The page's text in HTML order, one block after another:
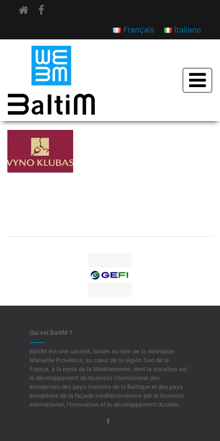
Français Italiano
VYNO KLUBAS
Qui est BaltiM ?
BaltiM est une société, basée au sein de la métropole
Marseille Provence, au cœur de la région Sud de la
France, à la porte de la Méditerranée, dont la vocation est
le développement du business international des
entreprises des pays riverains de la Baltique et des pays
européens de la façade méditerranéenne par le business
international, l'innovation et le développement durable.